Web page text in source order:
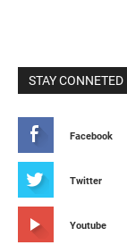
STAY CONNETED
Facebook
Twitter
Youtube